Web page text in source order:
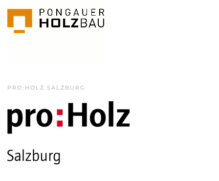
PRO:HOLZ SALZBURG